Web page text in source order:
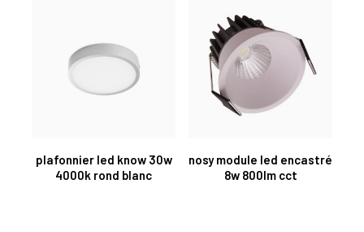
plafonnier led know 30w
4000k rond blanc
nosy module led encastré
8w 800lm cct